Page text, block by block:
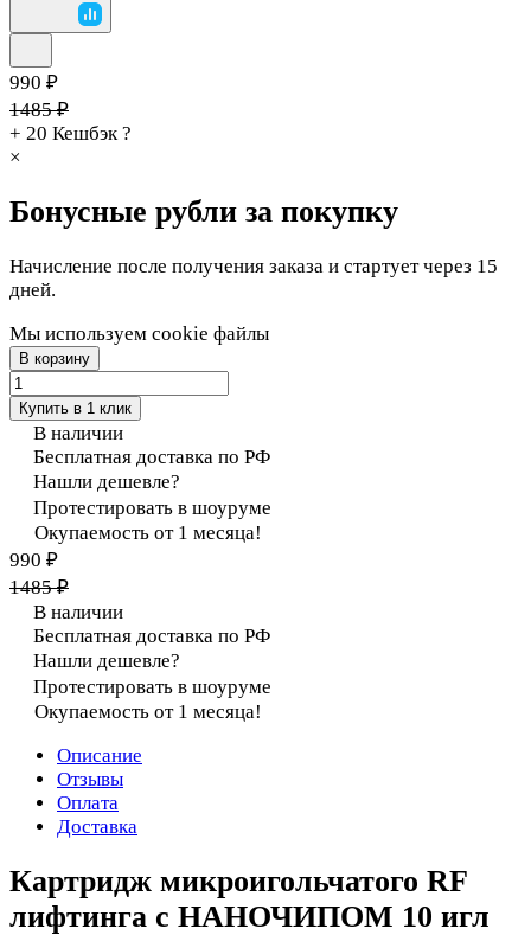
990 ₽
1485 ₽
+ 20 Кешбэк ?
×
Бонусные рубли за покупку
Начисление после получения заказа и стартует через 15
дней.
Мы используем cookie файлы
В корзину
Купить в 1 клик
В наличии
Бесплатная доставка по РФ
Нашли дешевле?
Протестировать в шоуруме
Окупаемость от 1 месяца!
990 ₽
1485 ₽
В наличии
Бесплатная доставка по РФ
Нашли дешевле?
Протестировать в шоуруме
Окупаемость от 1 месяца!
Описание
Отзывы
Оплата
Доставка
Картридж микроигольчатого RF
лифтинга с НАНОЧИПОМ 10 игл